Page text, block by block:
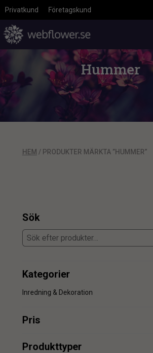
Privatkund Företagskund
Hummer
HEM / PRODUKTER MÄRKTA ”HUMMER”
Sök
Kategorier
Inredning & Dekoration
Pris
min.
Produkttyper